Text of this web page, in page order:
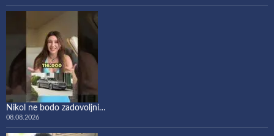
Nikol ne bodo zadovoljni…
08.08.2026